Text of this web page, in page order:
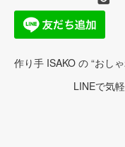
作り手 ISAKO の “おし
LINEで気